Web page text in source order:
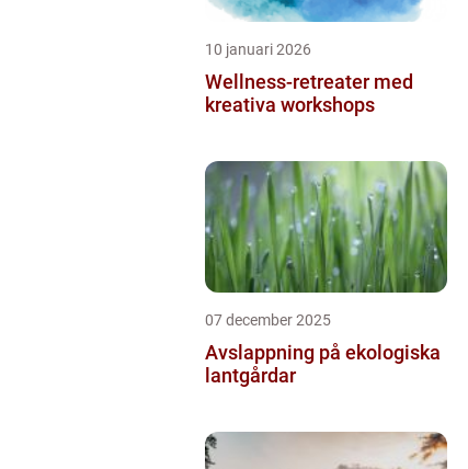
10 januari 2026
Wellness-retreater med
kreativa workshops
07 december 2025
Avslappning på ekologiska
lantgårdar